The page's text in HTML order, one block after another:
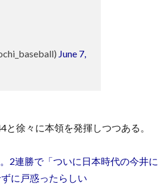
June 7,
徐々に本領を発揮しつつある。
2連勝で「ついに日本時代の今井に
に戸惑ったらしい